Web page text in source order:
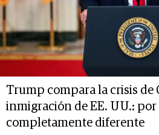
Trump compara la crisis de
inmigración de EE. UU.: por
completamente diferente